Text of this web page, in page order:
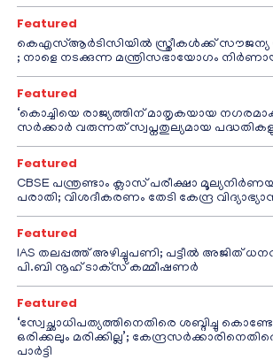
Featured
കെഎസ്ആർടിസിയിൽ സ്ത്രീകൾക്ക് സൗജന്യ
; നാളെ നടക്കുന്ന മന്ത്രിസഭായോഗം
Featured
‘കൊച്ചിയെ രാജ്യത്തിന് മാതൃകയായ
സർക്കാർ വരുന്നത് സ്വപ്നതുല്യമായ
Featured
CBSE പന്ത്രണ്ടാം ക്ലാസ് പരീക്ഷാ
പരാതി; വിശദീകരണം തേടി കേന്ദ്ര
Featured
IAS തലപ്പത്ത് അഴിച്ചുപണി; പട്ടീല്‍ അജിത്
പി.ബി നൂഹ് ടാക്‌സ് കമ്മീഷണര്‍
Featured
‘സ്വേച്ഛാധിപത്യത്തിനെതിരെ ശബ്ദിച്ചു
ഒരിക്കലും മരിക്കില്ല’;
പാർട്ടി